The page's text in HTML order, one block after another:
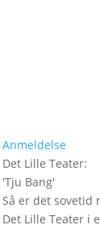
Anmeldelse
Det Lille Teater:
'Tju Bang'
Så er det sovetid
Det Lille Teater i